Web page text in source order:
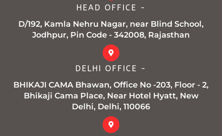
f
a
m
HEAD OFFICE -
D/192, Kamla Nehru Nagar, near Blind School,
Jodhpur, Pin Code - 342008, Rajasthan
DELHI OFFICE -
BHIKAJI CAMA Bhawan, Office No -203, Floor - 2,
Bhikaji Cama Place, Near Hotel Hyatt, New
Delhi, Delhi, 110066